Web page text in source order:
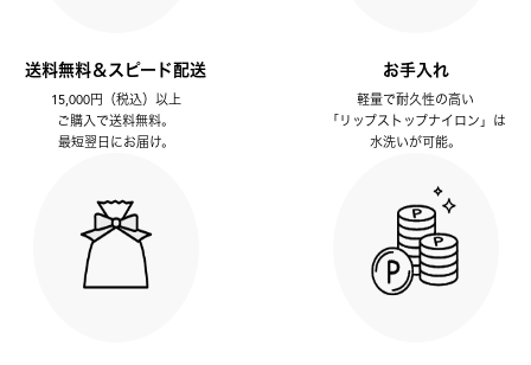
送料無料＆スピード配送
15,000円（税込）以上
ご購入で送料無料。
最短翌日にお届け。
お手入れ
軽量で耐久性の高い
「リップストップナイロン」は
水洗いが可能。